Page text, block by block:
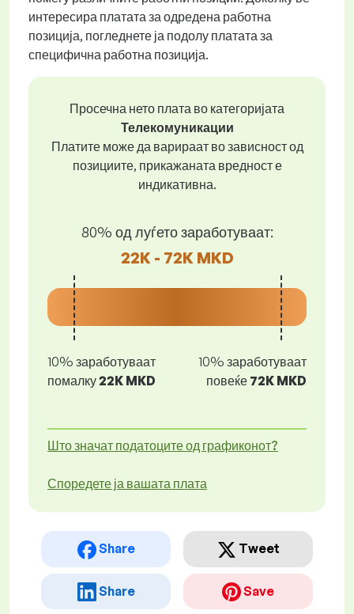
интересира платата за одредена работна
позиција, погледнете ја подолу платата за
специфична работна позиција.
Просечна нето плата во категоријата
Телекомуникации
Платите може да варираат во зависност од
позициите, прикажаната вредност е
индикативна.
80% од луѓето заработуваат:
22K - 72K MKD
10% заработуваат
помалку22K MKD
10% заработуваат
повеќе 72K MKD
Што значат податоците од графиконот?
Споредете ја вашата плата
Share Tweet
Share Save